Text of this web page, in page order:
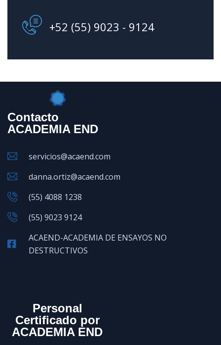
+52 (55) 9023 - 9124
Contacto
ACADEMIA END
servicios@acaend.com
danna.ortiz@acaend.com
(55) 4088 1238
(55) 9023 9124
ACAEND-ACADEMIA DE ENSAYOS NO
DESTRUCTIVOS
Personal
Certificado por
ACADEMIA END